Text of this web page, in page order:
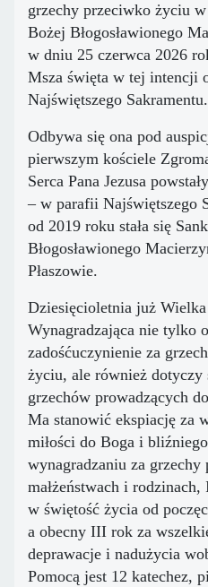
grzechy przeciwko życiu
Bożej Błogosławionego
w dniu 25 czerwca 2026
Msza święta w tej intencji
Najświętszego Sakramentu.
Odbywa się ona pod
pierwszym kościele
Serca Pana Jezusa
– w parafii Najświętszego
od 2019 roku stała się
Błogosławionego
Płaszowie.
Dziesięcioletnia już
Wynagradzająca nie tylko
zadośćuczynienie za
życiu, ale również dotyczy
grzechów prowadzących
Ma stanowić ekspiację za
miłości do Boga i
wynagradzaniu za grzechy
małżeństwach i
w świętość życia od
a obecny III rok za
deprawacje i nadużycia
Pomocą jest 12 katechez,